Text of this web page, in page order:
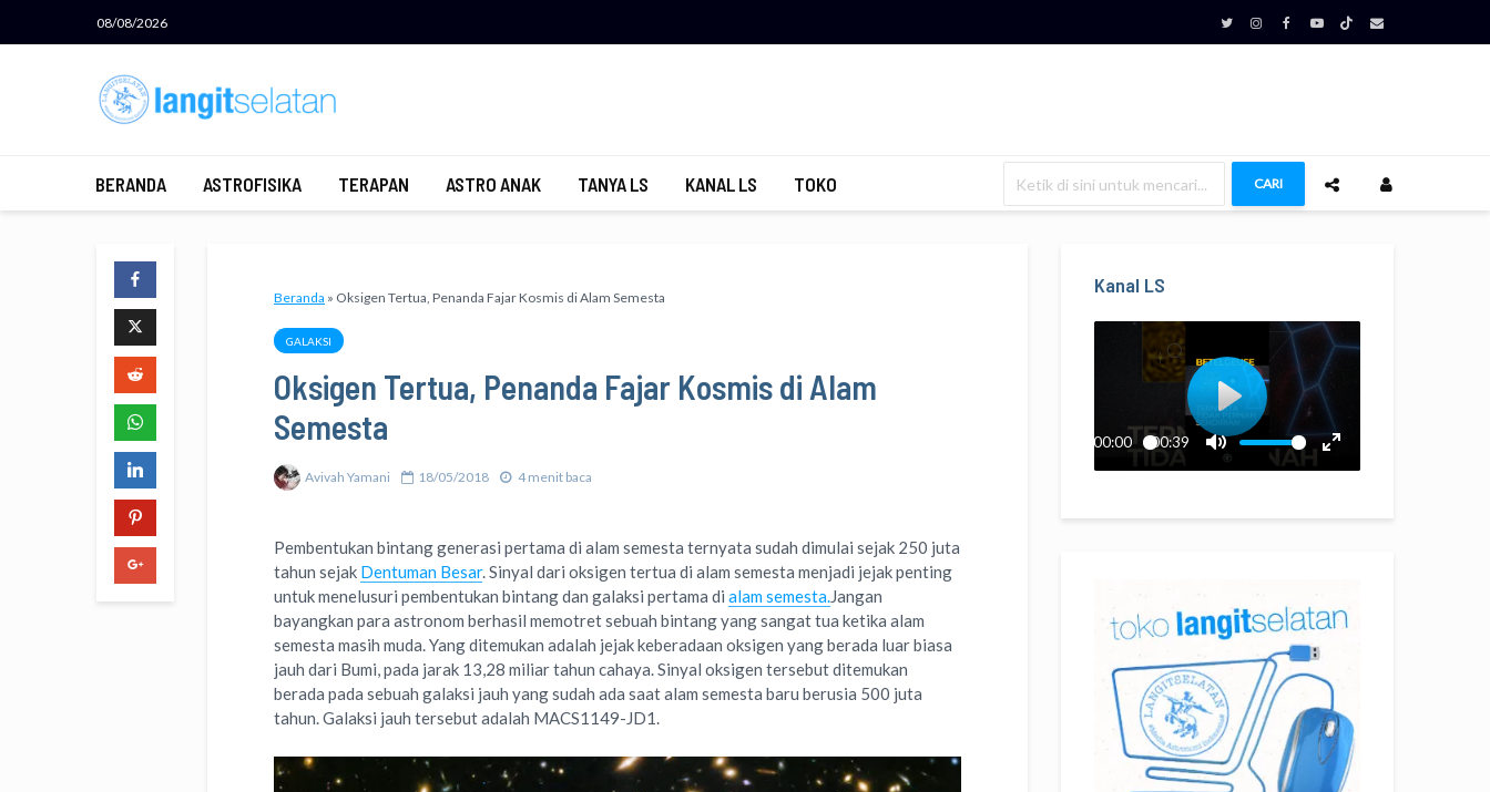
08/08/2026
BERANDA ASTROFISIKA TERAPAN ASTRO ANAK TANYA LS KANAL LS TOKO CARI
Beranda » Oksigen Tertua, Penanda Fajar Kosmis di Alam Semesta
GALAKSI
Oksigen Tertua, Penanda Fajar Kosmis di Alam
Semesta
Avivah Yamani 18/05/2018 4 menit baca
Pembentukan bintang generasi pertama di alam semesta ternyata sudah dimulai sejak 250 juta
tahun sejak Dentuman Besar. Sinyal dari oksigen tertua di alam semesta menjadi jejak penting
untuk menelusuri pembentukan bintang dan galaksi pertama di alam semesta.Jangan
bayangkan para astronom berhasil memotret sebuah bintang yang sangat tua ketika alam
semesta masih muda. Yang ditemukan adalah jejak keberadaan oksigen yang berada luar biasa
jauh dari Bumi, pada jarak 13,28 miliar tahun cahaya. Sinyal oksigen tersebut ditemukan
berada pada sebuah galaksi jauh yang sudah ada saat alam semesta baru berusia 500 juta
tahun. Galaksi jauh tersebut adalah MACS1149-JD1.
Kanal LS